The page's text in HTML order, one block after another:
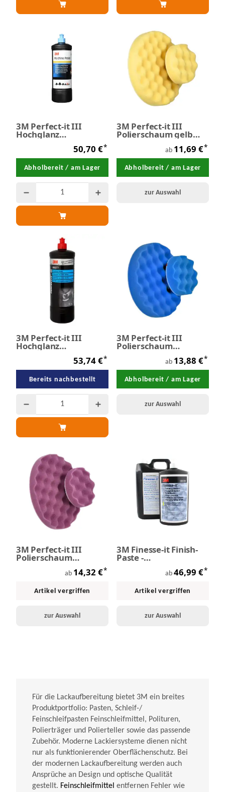
3M Perfect-it III
Hochglanz
Maschinenpolitur 1,0
50,70 €*
Abholbereit / am Lager
3M Perfect-it III
Polierschaum gelb
ab 11,69 €*
Abholbereit / am Lager
zur Auswahl
3M Perfect-it III
Hochglanz
Versiegelung 1,0 Liter
53,74 €*
Bereits nachbestellt
3M Perfect-it III
Polierschaum
Hologrammab 13,88 €*
Abholbereit / am Lager
zur Auswahl
3M Perfect-it III
Polierschaum
ab 14,32 €*
Artikel vergriffen
zur Auswahl
3M Finesse-it Finish-
Paste -
ab 46,99 €*
Artikel vergriffen
zur Auswahl
Für die Lackaufbereitung bietet 3M ein breites
Produktportfolio: Pasten, Schleif-/
Feinschleifpasten Feinschleifmittel, Polituren,
Polierträger und Polierteller sowie das passende
Zubehör. Moderne Lackiersysteme dienen nicht
nur als funktionierender Oberflächenschutz. Bei
der modernen Lackaufbereitung werden auch
Ansprüche an Design und optische Qualität
gestellt. Feinschleifmittel entfernen Fehler wie